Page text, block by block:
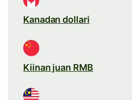
Kanadan dollari
Kiinan juan RMB